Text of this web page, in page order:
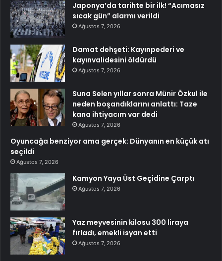
Japonya’da tarihte bir ilk! “Acımasız
sıcak gün” alarmı verildi
Ağustos 7, 2026
Damat dehşeti: Kayınpederi ve
kayınvalidesini öldürdü
Ağustos 7, 2026
Suna Selen yıllar sonra Münir Özkul ile
neden boşandıklarını anlattı: Taze
kana ihtiyacım var dedi
Ağustos 7, 2026
Oyuncağa benziyor ama gerçek: Dünyanın en küçük atı
seçildi
Ağustos 7, 2026
Kamyon Yaya Üst Geçidine Çarptı
Ağustos 7, 2026
Yaz meyvesinin kilosu 300 liraya
fırladı, emekli isyan etti
Ağustos 7, 2026